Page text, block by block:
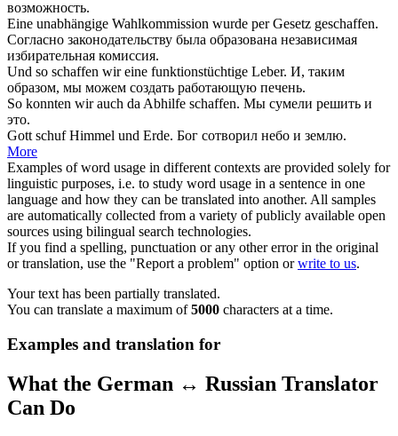
возможность.
Eine unabhängige Wahlkommission wurde per Gesetz geschaffen.
Согласно законодательству была образована независимая
избирательная комиссия.
Und so schaffen wir eine funktionstüchtige Leber. И, таким
образом, мы можем создать работающую печень.
So konnten wir auch da Abhilfe schaffen. Мы сумели решить и
это.
Gott schufHimmel und Erde. Бог сотворил небо и землю.
More
Examples of word usage in different contexts are provided solely for
linguistic purposes, i.e. to study word usage in a sentence in one
language and how they can be translated into another. All samples
are automatically collected from a variety of publicly available open
sources using bilingual search technologies.
If you find a spelling, punctuation or any other error in the original
or translation, use the "Report a problem" option orwrite to us.
Your text has been partially translated.
You can translate a maximum of5000 characters at a time.
Examples and translation for
What the German ↔ Russian Translator
Can Do